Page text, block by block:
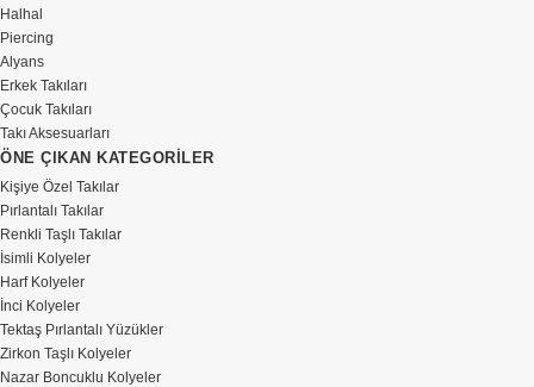
Halhal
Piercing
Alyans
Erkek Takıları
Çocuk Takıları
Takı Aksesuarları
ÖNE ÇIKAN KATEGORİLER
Kişiye Özel Takılar
Pırlantalı Takılar
Renkli Taşlı Takılar
İsimli Kolyeler
Harf Kolyeler
İnci Kolyeler
Tektaş Pırlantalı Yüzükler
Zirkon Taşlı Kolyeler
Nazar Boncuklu Kolyeler